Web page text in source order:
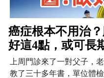
癌症根本不用治
好這4點，或可長
上周門診來了一對父子，
教了三十多年書，單位體